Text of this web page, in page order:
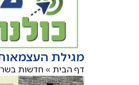
מגילת
דף הבית » חדשות